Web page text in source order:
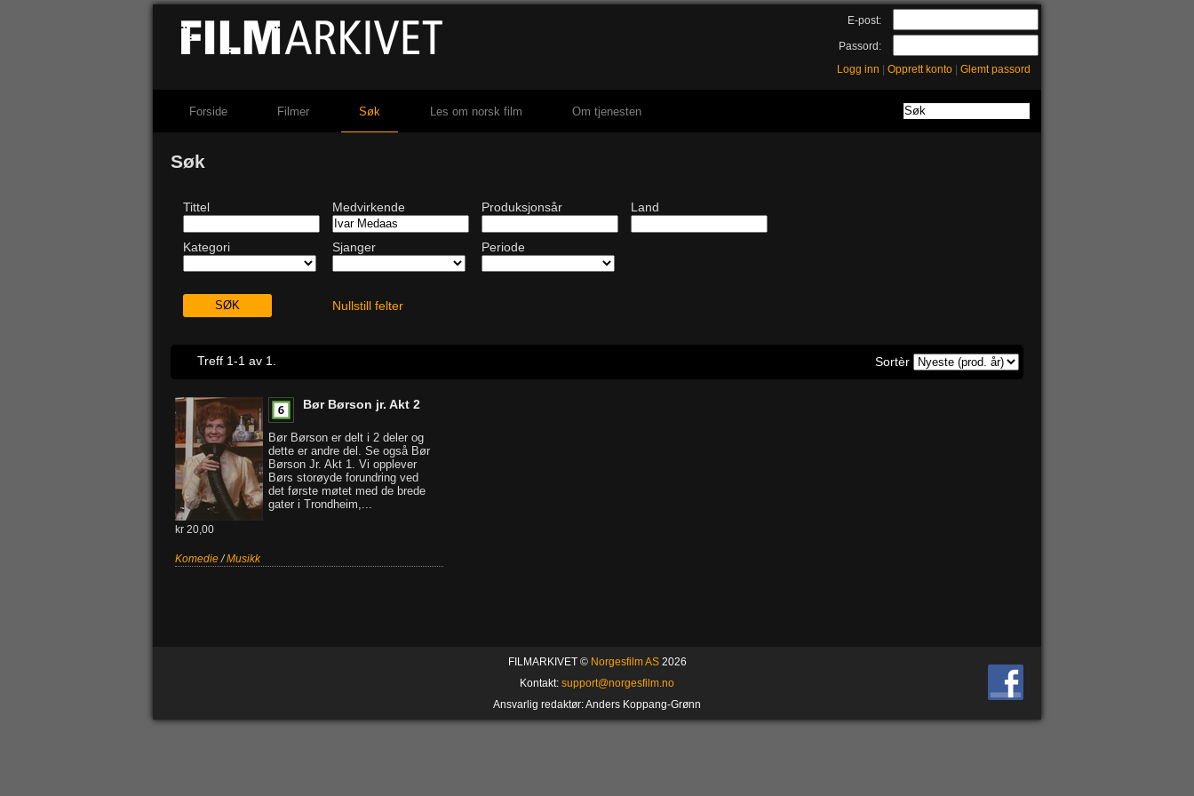
E-post:
Passord:
Logg inn
Opprett konto Glemt passord
Forside Filmer Søk Les om norsk film Om tjenesten
Søk
Tittel Medvirkende Produksjonsår Land
Kategori Sjanger Periode
Nullstill felter
Treff 1-1 av 1. Sortèr
Bør Børson jr. Akt 2
Bør Børson er delt i 2 deler og
dette er andre del. Se også Bør
Børson Jr. Akt 1. Vi opplever
Børs storøyde forundring ved
det første møtet med de brede
gater i Trondheim,...
kr 20,00
Komedie/Musikk
FILMARKIVET © Norgesfilm AS2026
Kontakt: support@norgesfilm.no
Ansvarlig redaktør: Anders Koppang-Grønn